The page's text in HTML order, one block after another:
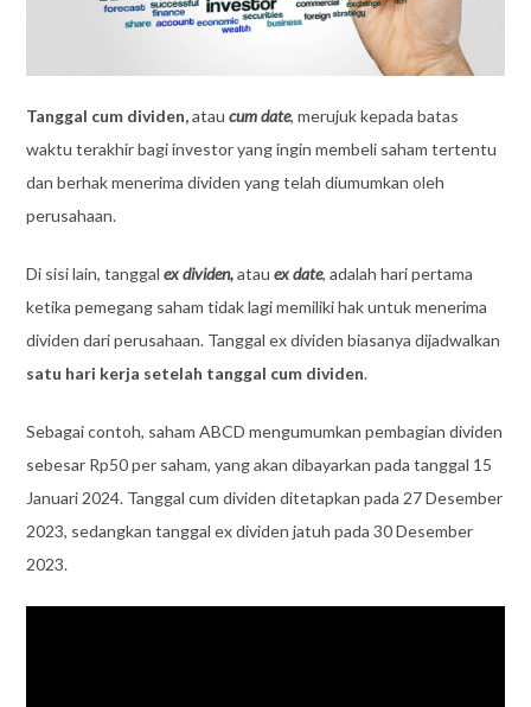
Tanggal cum dividen,atau cum date, merujuk kepada batas
waktu terakhir bagi investor yang ingin membeli saham tertentu
dan berhak menerima dividen yang telah diumumkan oleh
perusahaan.
Di sisi lain, tanggal ex dividen,atau ex date, adalah hari pertama
ketika pemegang saham tidak lagi memiliki hak untuk menerima
dividen dari perusahaan. Tanggal ex dividen biasanya dijadwalkan
satu hari kerja setelah tanggal cum dividen.
Sebagai contoh, saham ABCD mengumumkan pembagian dividen
sebesar Rp50 per saham, yang akan dibayarkan pada tanggal 15
Januari 2024. Tanggal cum dividen ditetapkan pada 27 Desember
2023, sedangkan tanggal ex dividen jatuh pada 30 Desember
2023.